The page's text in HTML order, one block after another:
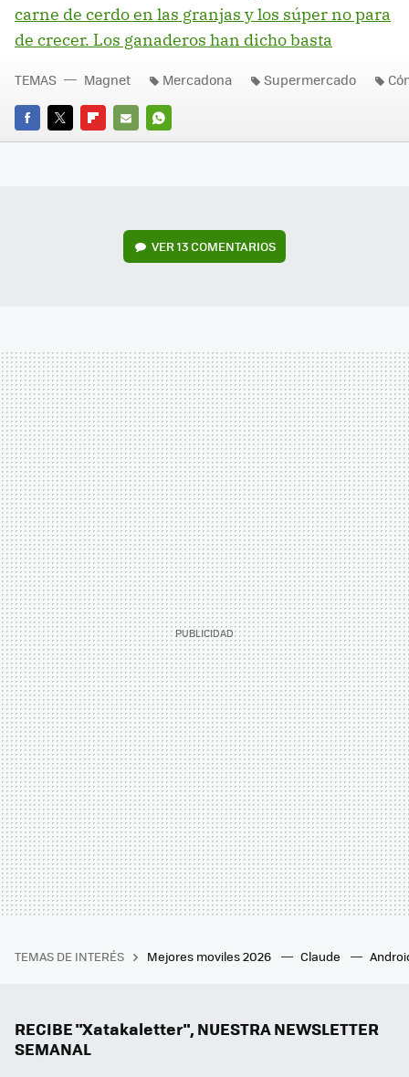
carne de cerdo en las granjas y los súper no para
de crecer. Los ganaderos han dicho basta
FACEBOOK
TWITTERFLIPBOARD
E-
WHATSAPP
TEMAS Magnet Mercadona Supermercado
VER13 COMENTARIOS
TEMAS DE INTERÉS Mejores moviles 2026 Claude
RECIBE "Xatakaletter", NUESTRA NEWSLETTER
SEMANAL